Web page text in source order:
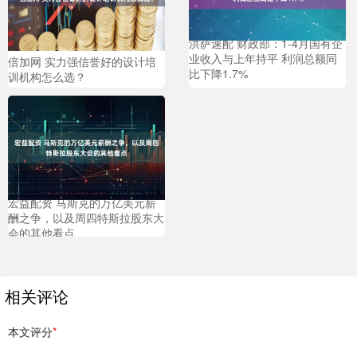
倍加网 实力强信誉好的设计培
训机构怎么选？
洪萨速配 财政部：1-4月国有企
业收入与上年持平 利润总额同
比下降1.7%
宏益配资 马斯克的万亿美元薪
酬之争，以及周四特斯拉股东大
会的其他看点
相关评论
本文评分*